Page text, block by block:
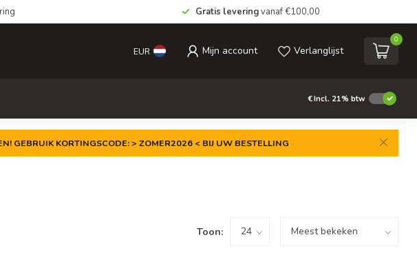
Gratis leveringvanaf €100,00
EUR Mijn account Verlanglijst
0
€Incl. 21% btw
GEBRUIK KORTINGSCODE: > ZOMER2026 < BIJ UW BESTELLING
Toon: